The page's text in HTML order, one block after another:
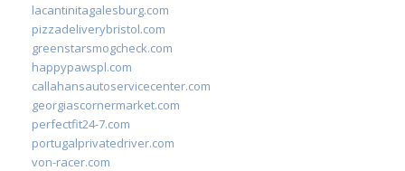
lacantinitagalesburg.com
pizzadeliverybristol.com
greenstarsmogcheck.com
happypawspl.com
callahansautoservicecenter.com
georgiascornermarket.com
perfectfit24-7.com
portugalprivatedriver.com
von-racer.com